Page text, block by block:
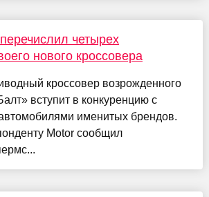
четырех
нового кроссовера
кроссовер возрожденного
вступит в конкуренцию с
именитых брендов.
Motor сообщил